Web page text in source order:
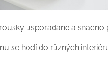
uspořádané a snadno
se hodí do různých